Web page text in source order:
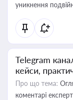
уникнення
Telegram
кейси,
Про що тема:
коментарі